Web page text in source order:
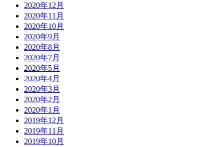
2020年12月
2020年11月
2020年10月
2020年9月
2020年8月
2020年7月
2020年5月
2020年4月
2020年3月
2020年2月
2020年1月
2019年12月
2019年11月
2019年10月